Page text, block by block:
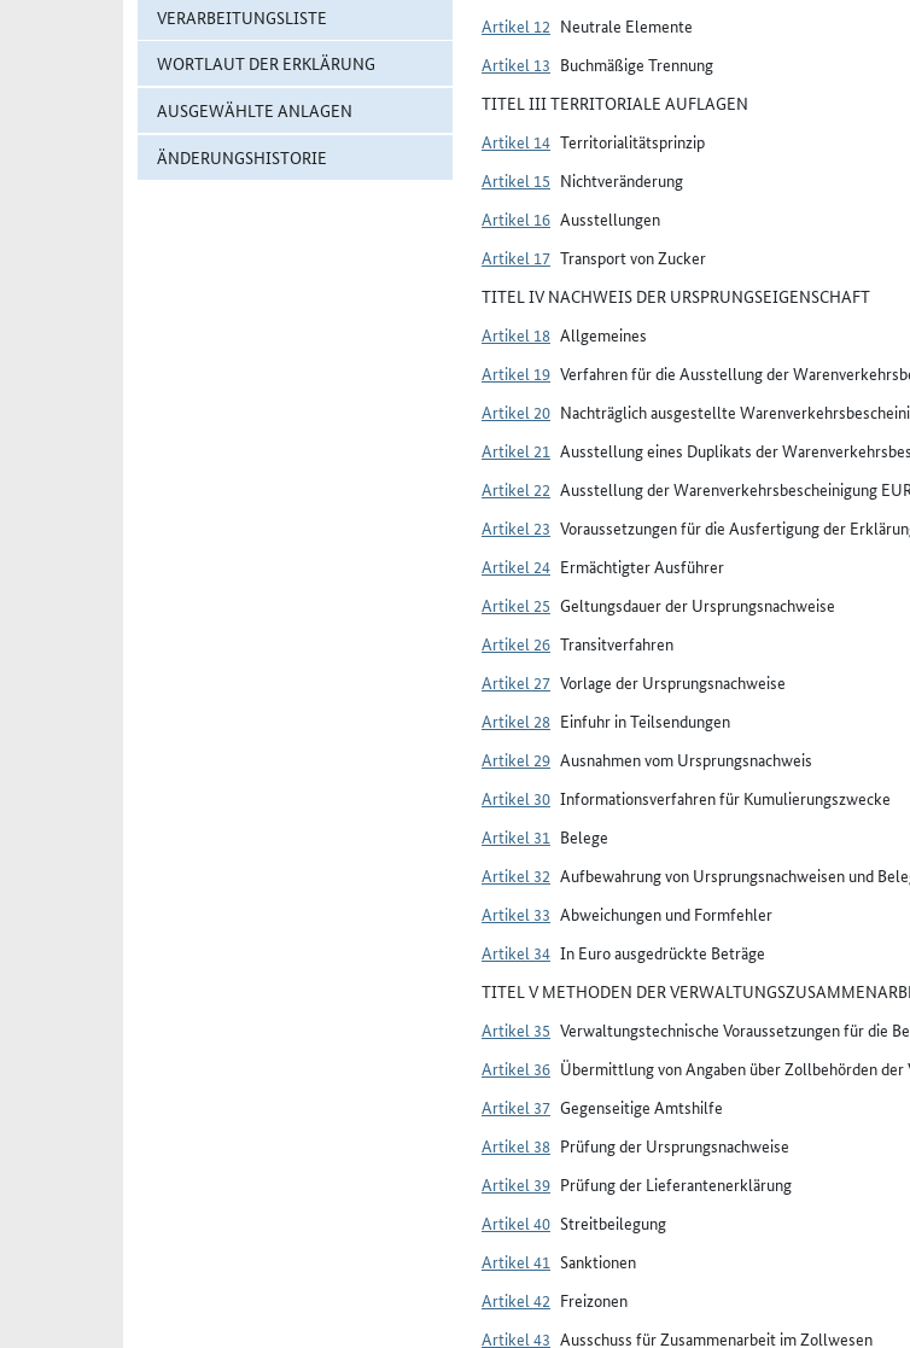
VERARBEITUNGSLISTE
WORTLAUT DER ERKLÄRUNG
AUSGEWÄHLTE ANLAGEN
ÄNDERUNGSHISTORIE
Artikel 12 Neutrale Elemente
Artikel 13 Buchmäßige Trennung
TITEL III TERRITORIALE AUFLAGEN
Artikel 14 Territorialitätsprinzip
Artikel 15 Nichtveränderung
Artikel 16 Ausstellungen
Artikel 17 Transport von Zucker
TITEL IV NACHWEIS DER URSPRUNGSEIGENSCHAFT
Artikel 18 Allgemeines
Artikel 19 Verfahren für die Ausstellung der
Artikel 20 Nachträglich ausgestellte
Artikel 21 Ausstellung eines Duplikats der
Artikel 22 Ausstellung der Warenverkehrsbescheinigung
Artikel 23 Voraussetzungen für die Ausfertigung der
Artikel 24 Ermächtigter Ausführer
Artikel 25 Geltungsdauer der Ursprungsnachweise
Artikel 26 Transitverfahren
Artikel 27 Vorlage der Ursprungsnachweise
Artikel 28 Einfuhr in Teilsendungen
Artikel 29 Ausnahmen vom Ursprungsnachweis
Artikel 30 Informationsverfahren für Kumulierungszwecke
Artikel 31 Belege
Artikel 32 Aufbewahrung von Ursprungsnachweisen und
Artikel 33 Abweichungen und Formfehler
Artikel 34 In Euro ausgedrückte Beträge
TITEL V METHODEN DER
Artikel 35 Verwaltungstechnische Voraussetzungen für die
Artikel 36 Übermittlung von Angaben über Zollbehörden der
Artikel 37 Gegenseitige Amtshilfe
Artikel 38 Prüfung der Ursprungsnachweise
Artikel 39 Prüfung der Lieferantenerklärung
Artikel 40 Streitbeilegung
Artikel 41 Sanktionen
Artikel 42 Freizonen
Artikel 43 Ausschuss für Zusammenarbeit im Zollwesen